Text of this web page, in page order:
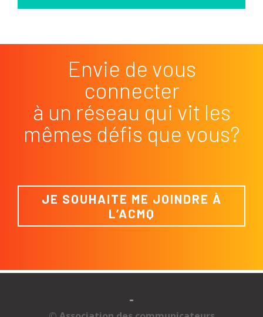
Envie de vous
connecter
à un réseau qui vit les
mêmes défis que vous?
JE SOUHAITE ME JOINDRE À
L’ACMQ
-